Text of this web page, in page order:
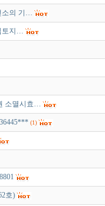
소의 기…
토지…
소멸시효…
(1)
호)